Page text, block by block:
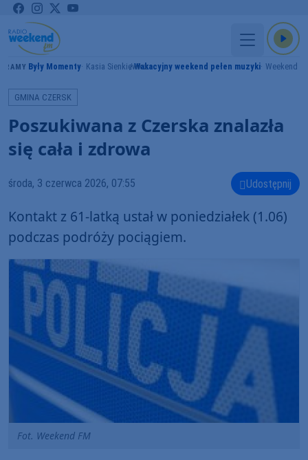
GRAMY Były Momenty Kasia SienkiewiczWakacyjny weekend pełen muzyki Weekend
GMINA CZERSK
Poszukiwana z Czerska znalazła
się cała i zdrowa
środa, 3 czerwca 2026, 07:55 Udostępnij
Kontakt z 61-latką ustał w poniedziałek (1.06)
podczas podróży pociągiem.
Fot. Weekend FM